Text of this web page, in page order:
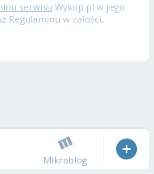
serwisu Wykop.pl w jego
Regulaminu w całości,
Mikroblog